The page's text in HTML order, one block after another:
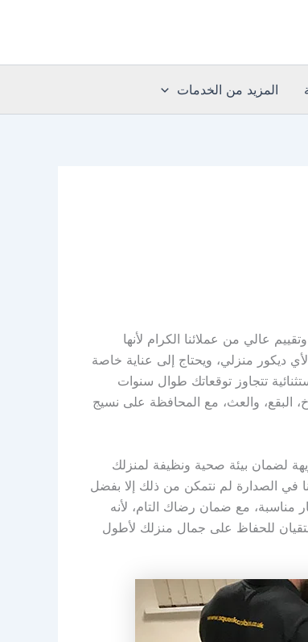
المزيد من الخدمات
عالي من عملائنا الكرام لأنها
منزلي، ويحتاج إلى عناية خاصة
تتجاوز توقعاتك طوال سنوات
البقع، والعث، مع المحافظة على نسيج
لضمان بيئة صحية ونظيفة لمنزلك
في الصدارة لم نتمكن من ذلك إلا بفضل
مناسبة، مع ضمان رضاك التام، لأنه
للحفاظ على جمال منزلك لأطول